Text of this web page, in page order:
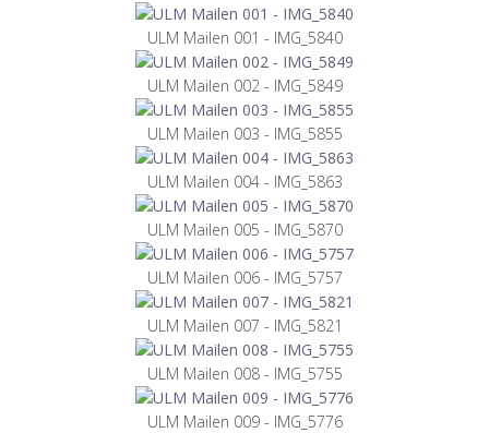
ULM Mailen 001 - IMG_5840
ULM Mailen 002 - IMG_5849
ULM Mailen 003 - IMG_5855
ULM Mailen 004 - IMG_5863
ULM Mailen 005 - IMG_5870
ULM Mailen 006 - IMG_5757
ULM Mailen 007 - IMG_5821
ULM Mailen 008 - IMG_5755
ULM Mailen 009 - IMG_5776